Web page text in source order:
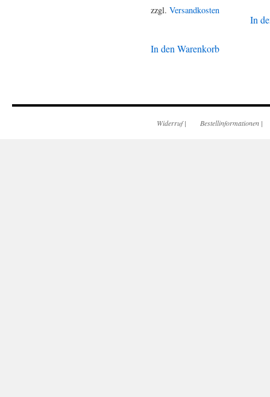
zzgl. Versandkosten
In den Warenkorb
In
Widerruf| Bestellinformationen |